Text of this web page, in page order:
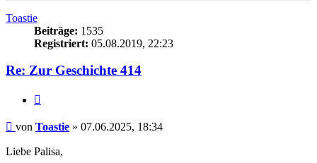
Toastie
Beiträge: 1535
Registriert: 05.08.2019, 22:23
Re: Zur Geschichte 414
Beitrag
von Toastie » 07.06.2025, 18:34
Liebe Palisa,